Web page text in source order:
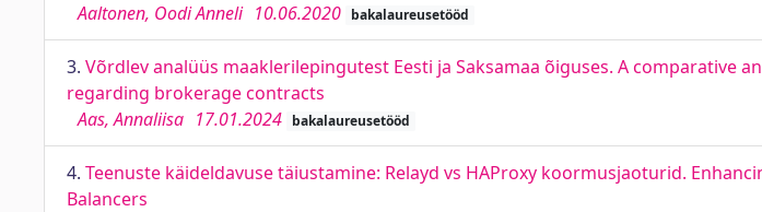
Aaltonen, Oodi Anneli 10.06.2020 bakalaureusetööd
3. Võrdlev analüüs maaklerilepingutest Eesti ja Saksamaa õiguses. A comparative
regarding brokerage contracts
Aas, Annaliisa 17.01.2024 bakalaureusetööd
4. Teenuste käideldavuse täiustamine: Relayd vs HAProxy koormusjaoturid.
Balancers